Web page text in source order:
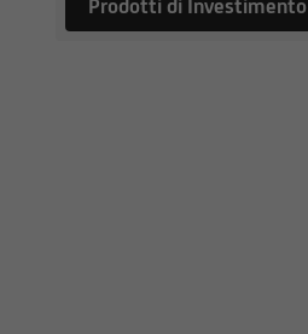
Prodotti di Investimento
in corso,
Tutte le
e sul dettaglio dei
devono essere
Bank GmbH -
prese
avere posizioni
le informazioni e